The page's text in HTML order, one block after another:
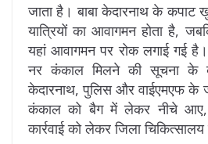
जाता है। बाबा केदारनाथ के
यात्रियों का आवागमन होता है,
यहां आवागमन पर रोक लगाई गई
नर कंकाल मिलने की सूचना के
केदारनाथ, पुलिस और वाईएमएफ के
कंकाल को बैग में लेकर नीचे
कार्रवाई को लेकर जिला